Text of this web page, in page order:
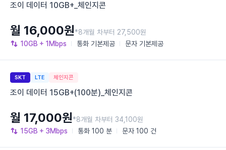
조이 데이터 10GB+_체인지콘
10GB + 1Mbps 통화 기본제공 문자 기본제공
월 16,000원*8개월 차부터 27,500원
SKT LTE 체인지콘
조이 데이터 15GB+(100분)_체인지콘
15GB + 3Mbps 통화 100 분 문자 100 건
월 17,000원*8개월 차부터 34,100원